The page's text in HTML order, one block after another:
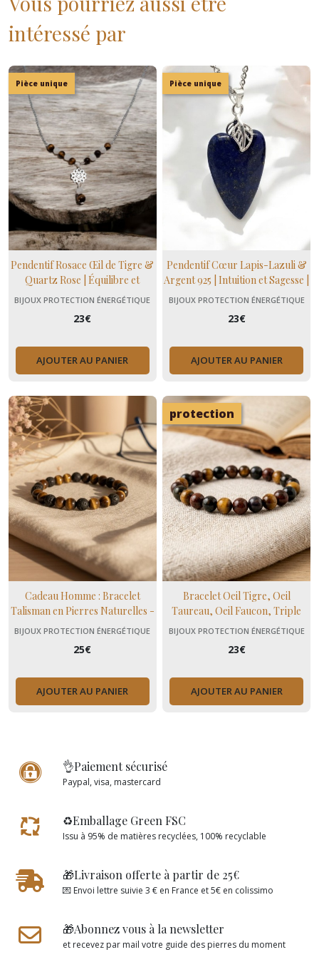
intéressé par
Pièce unique
Pendentif Rosace Œil de Tigre &
Quartz Rose | Équilibre et
Amour | Domidora
BIJOUX PROTECTION ÉNERGÉTIQUE
23€
AJOUTER AU PANIER
Pièce unique
Pendentif Cœur Lapis-Lazuli &
Argent 925 | Intuition et Sagesse |
Domidora
BIJOUX PROTECTION ÉNERGÉTIQUE
23€
AJOUTER AU PANIER
Cadeau Homme : Bracelet
Talisman en Pierres Naturelles -
Fait Main en France
BIJOUX PROTECTION ÉNERGÉTIQUE
25€
AJOUTER AU PANIER
protection
Bracelet Oeil Tigre, Oeil
Taureau, Oeil Faucon, Triple
Protection, Bracelet Reiki
Domidora
BIJOUX PROTECTION ÉNERGÉTIQUE
23€
AJOUTER AU PANIER
👌Paiement sécurisé
Paypal, visa, mastercard
♻️Emballage Green FSC
Issu à 95% de matières recyclées, 100% recyclable
🎁Livraison offerte à partir de 25€
💌 Envoi lettre suivie 3 € en France et 5€ en colissimo
🎁Abonnez vous à la newsletter
et recevez par mail votre guide des pierres du moment